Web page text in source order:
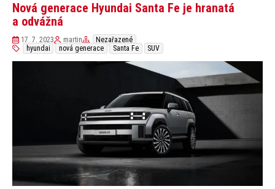
Nová generace Hyundai Santa Fe je hranatá
a odvážná
17. 7. 2023 martin
Nezařazené
hyundai
nová generace Santa Fe SUV